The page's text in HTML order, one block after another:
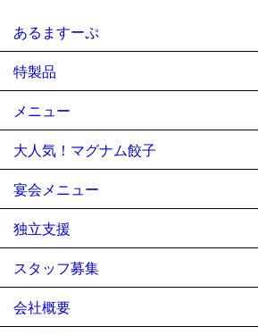
あるますーぷ
特製品
メニュー
大人気！マグナム餃子
宴会メニュー
独立支援
スタッフ募集
会社概要